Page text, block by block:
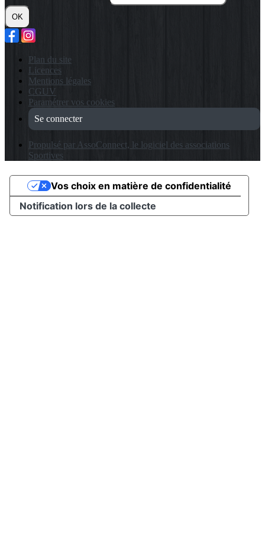
OK
Plan du site
Licences
Mentions légales
CGUV
Paramétrer vos cookies
Se connecter
Propulsé par AssoConnect, le logiciel des associations
Sportives
Notification lors de la collecte
Vos choix en matière de confidentialité